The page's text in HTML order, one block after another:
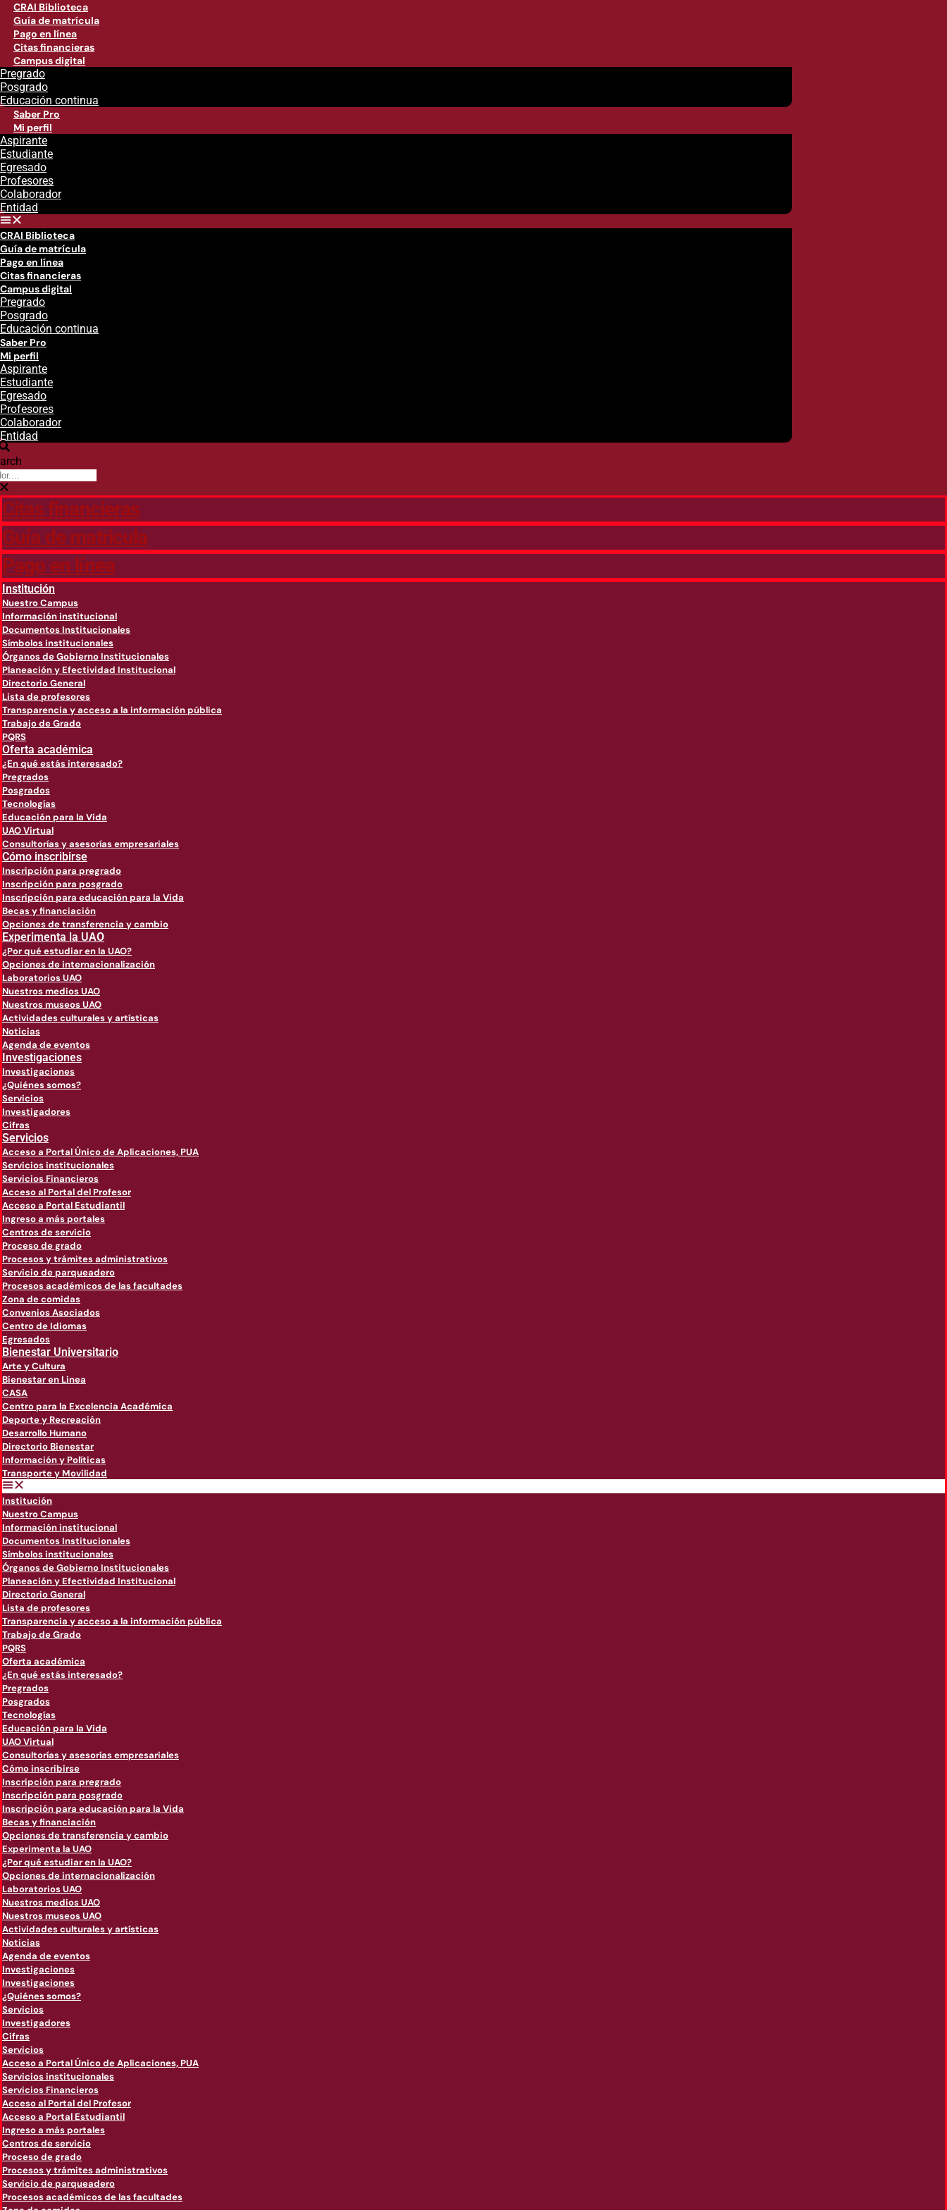
CRAI Biblioteca
Guía de matrícula
Pago en línea
Citas financieras
Campus digital
Pregrado
Posgrado
Educación continua
Saber Pro
Mi perfil
Aspirante
Estudiante
Egresado
Profesores
Colaborador
Entidad
CRAI Biblioteca
Guía de matrícula
Pago en línea
Citas financieras
Campus digital
Pregrado
Posgrado
Educación continua
Saber Pro
Mi perfil
Aspirante
Estudiante
Egresado
Profesores
Colaborador
Entidad
Citas financieras
Guía de matricula
Pago en línea
Institución
Nuestro Campus
Información institucional
Documentos Institucionales
Símbolos institucionales
Órganos de Gobierno Institucionales
Planeación y Efectividad Institucional
Directorio General
Lista de profesores
Transparencia y acceso a la información pública
Trabajo de Grado
PQRS
Oferta académica
¿En qué estás interesado?
Pregrados
Posgrados
Tecnologías
Educación para la Vida
UAO Virtual
Consultorías y asesorías empresariales
Cómo inscribirse
Inscripción para pregrado
Inscripción para posgrado
Inscripción para educación para la Vida
Becas y financiación
Opciones de transferencia y cambio
Experimenta la UAO
¿Por qué estudiar en la UAO?
Opciones de internacionalización
Laboratorios UAO
Nuestros medios UAO
Nuestros museos UAO
Actividades culturales y artísticas
Noticias
Agenda de eventos
Investigaciones
Investigaciones
¿Quiénes somos?
Servicios
Investigadores
Cifras
Servicios
Acceso a Portal Único de Aplicaciones, PUA
Servicios institucionales
Servicios Financieros
Acceso al Portal del Profesor
Acceso a Portal Estudiantil
Ingreso a más portales
Centros de servicio
Proceso de grado
Procesos y trámites administrativos
Servicio de parqueadero
Procesos académicos de las facultades
Zona de comidas
Convenios Asociados
Centro de Idiomas
Egresados
Bienestar Universitario
Arte y Cultura
Bienestar en Linea
CASA
Centro para la Excelencia Académica
Deporte y Recreación
Desarrollo Humano
Directorio Bienestar
Información y Políticas
Transporte y Movilidad
Institución
Nuestro Campus
Información institucional
Documentos Institucionales
Símbolos institucionales
Órganos de Gobierno Institucionales
Planeación y Efectividad Institucional
Directorio General
Lista de profesores
Transparencia y acceso a la información pública
Trabajo de Grado
PQRS
Oferta académica
¿En qué estás interesado?
Pregrados
Posgrados
Tecnologías
Educación para la Vida
UAO Virtual
Consultorías y asesorías empresariales
Cómo inscribirse
Inscripción para pregrado
Inscripción para posgrado
Inscripción para educación para la Vida
Becas y financiación
Opciones de transferencia y cambio
Experimenta la UAO
¿Por qué estudiar en la UAO?
Opciones de internacionalización
Laboratorios UAO
Nuestros medios UAO
Nuestros museos UAO
Actividades culturales y artísticas
Noticias
Agenda de eventos
Investigaciones
Investigaciones
¿Quiénes somos?
Servicios
Investigadores
Cifras
Servicios
Acceso a Portal Único de Aplicaciones, PUA
Servicios institucionales
Servicios Financieros
Acceso al Portal del Profesor
Acceso a Portal Estudiantil
Ingreso a más portales
Centros de servicio
Proceso de grado
Procesos y trámites administrativos
Servicio de parqueadero
Procesos académicos de las facultades